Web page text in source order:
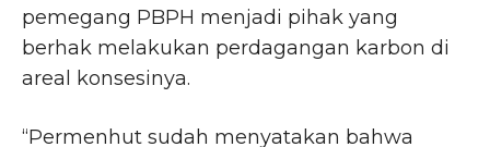
pemegang PBPH menjadi pihak yang
berhak melakukan perdagangan karbon di
areal konsesinya.
“Permenhut sudah menyatakan bahwa